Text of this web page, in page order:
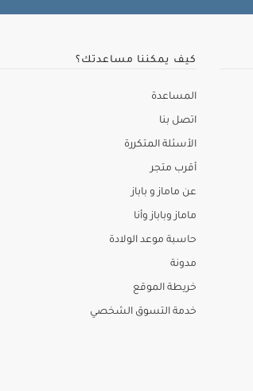
كيف يمكننا مساعدتك؟
المساعدة
اتصل بنا
الأسئلة المتكررة
أقرب متجر
عن ماماز و باباز
ماماز وباباز وأنا
حاسبة موعد الولادة
مدونة
خريطة الموقع
خدمة التسوق الشخصي